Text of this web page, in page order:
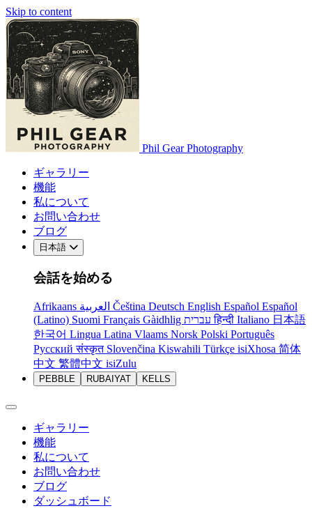
Skip to content
Phil Gear Photography
ギャラリー
機能
私について
お問い合わせ
ブログ
日本語
会話を始める
Afrikaans Čeština Deutsch English Español Español
(Latino) Suomi Français Gàidhlig עבריתहिन्दी Italiano 日本語
한국어 Lingua Latina Vlaams Norsk Polski Português
Русскийसंस्कृत Slovenčina Kiswahili Türkçe isiXhosa 简体
中文 繁體中文 isiZulu
PEBBLE RUBAIYAT KELLS
ギャラリー
機能
私について
お問い合わせ
ブログ
ダッシュボード